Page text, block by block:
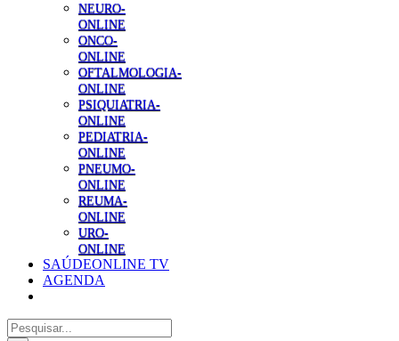
NEURO-
ONLINE
ONCO-
ONLINE
OFTALMOLOGIA-
ONLINE
PSIQUIATRIA-
ONLINE
PEDIATRIA-
ONLINE
PNEUMO-
ONLINE
REUMA-
ONLINE
URO-
ONLINE
SAÚDEONLINE TV
AGENDA
Pesquisar